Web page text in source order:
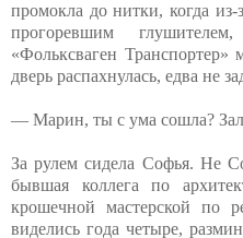
промокла до нитки, когда
прогоревшим
«Фольксваген Транспортер»
дверь распахнулась, едва не
— Марин, ты с ума сошла?
За рулем сидела Софья. Не
бывшая коллега по
крошечной мастерской по
виделись года четыре,